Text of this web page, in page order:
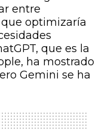
entre
optimizaría
que es la
ha mostrado
Gemini se ha